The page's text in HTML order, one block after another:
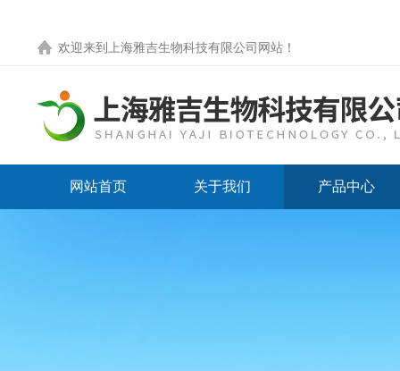
欢迎来到 上海雅吉生物科技有限公司网站 ！
网站首页 关于我们 产品中心